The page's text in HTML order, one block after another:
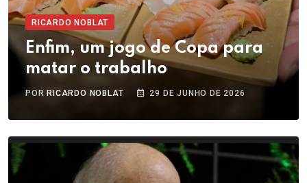
RICARDO NOBLAT
Enfim, um jogo de Copa para
matar o trabalho
PORRICARDO NOBLAT 29 DE JUNHO DE 2026